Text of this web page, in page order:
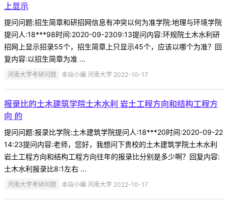
上显示
提问问题:招生简章和研招网信息有冲突以何为准学院:地理与环境学院
提问人:18***98时间:2020-09-2309:13提问内容:环规院土木水利研
招网上显示招录55个，招生简章上只显示45个，应该以哪个为准？回
复内容:以招生简章为准 ...
河南大学考研问题 本站小编 河南大学 2022-10-17
报录比的土木建筑学院土木水利 岩土工程方向和结构工程方
向 的
提问问题:报录比学院:土木建筑学院提问人:18***20时间:2020-09-22
14:23提问内容:老师，您好，我想问下贵校的土木建筑学院土木水利
岩土工程方向和结构工程方向往年的报录比分别是多少啊？回复内容:
土木水利报录比8:1左右 ...
河南大学考研问题 本站小编 河南大学 2022-10-17